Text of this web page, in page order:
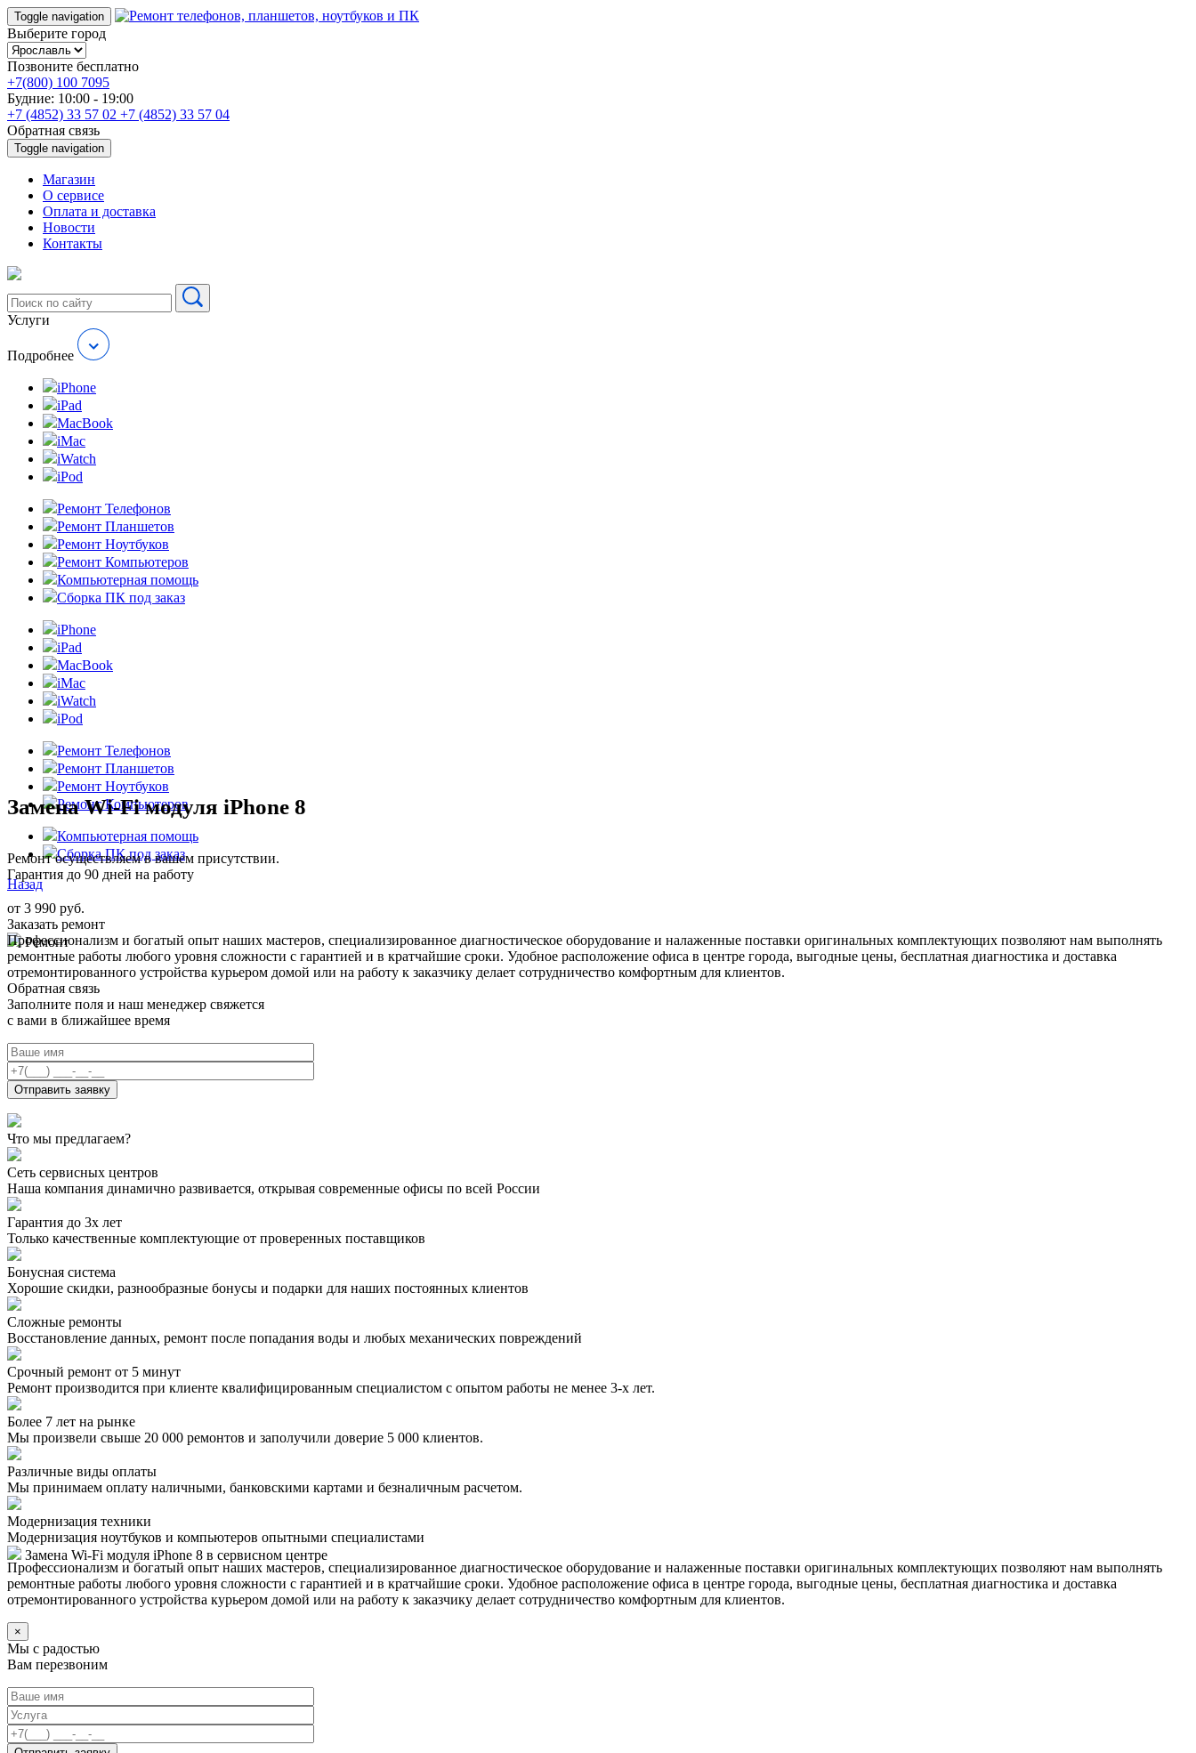
Toggle navigation
Выберите город
Позвоните бесплатно
+7(800) 100 7095
Будние: 10:00 - 19:00
+7 (4852) 33 57 02 +7 (4852) 33 57 04
Обратная связь
Toggle navigation
Магазин
О cервисе
Оплата и доставка
Новости
Контакты
Услуги
Подробнее
iPhone
iPad
MacBook
iMac
iWatch
iPod
Ремонт Телефонов
Ремонт Планшетов
Ремонт Ноутбуков
Ремонт Компьютеров
Компьютерная помощь
Сборка ПК под заказ
iPhone
iPad
MacBook
iMac
iWatch
iPod
Ремонт Телефонов
Ремонт Планшетов
Ремонт Ноутбуков
Ремонт Компьютеров
Компьютерная помощь
Сборка ПК под заказ
Назад
Замена Wi-Fi модуля iPhone 8
Ремонт осуществляем в вашем присутствии.
Гарантия до 90 дней на работу
от 3 990 руб.
Заказать ремонт
Ремонт
Профессионализм и богатый опыт наших мастеров, специализированное диагностическое оборудование и налаженные поставки оригинальных комплектующих позволяют нам выполнять
ремонтные работы любого уровня сложности с гарантией и в кратчайшие сроки. Удобное расположение офиса в центре города, выгодные цены, бесплатная диагностика и доставка
отремонтированного устройства курьером домой или на работу к заказчику делает сотрудничество комфортным для клиентов.
Обратная связь
Заполните поля и наш менеджер свяжется
с вами в ближайшее время
Что мы предлагаем?
Сеть сервисных центров
Наша компания динамично развивается, открывая современные офисы по всей России
Гарантия до 3х лет
Только качественные комплектующие от проверенных поставщиков
Бонусная система
Хорошие скидки, разнообразные бонусы и подарки для наших постоянных клиентов
Сложные ремонты
Восстановление данных, ремонт после попадания воды и любых механических повреждений
Срочный ремонт от 5 минут
Ремонт производится при клиенте квалифицированным специалистом с опытом работы не менее 3-х лет.
Более 7 лет на рынке
Мы произвели свыше 20 000 ремонтов и заполучили доверие 5 000 клиентов.
Различные виды оплаты
Мы принимаем оплату наличными, банковскими картами и безналичным расчетом.
Модернизация техники
Модернизация ноутбуков и компьютеров опытными специалистами
Замена Wi-Fi модуля iPhone 8 в сервисном центре
Профессионализм и богатый опыт наших мастеров, специализированное диагностическое оборудование и налаженные поставки оригинальных комплектующих позволяют нам выполнять
ремонтные работы любого уровня сложности с гарантией и в кратчайшие сроки. Удобное расположение офиса в центре города, выгодные цены, бесплатная диагностика и доставка
отремонтированного устройства курьером домой или на работу к заказчику делает сотрудничество комфортным для клиентов.
×
Мы с радостью
Вам перезвоним